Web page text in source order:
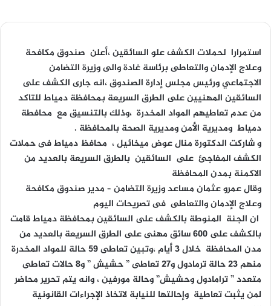
استمرارا لحملات الكشف علو السائقين ،أعلن صندوق مكافحة
وعلاج الإدمان والتعاطى برئاسة غادة والى وزيرة التضامن
الاجتماعي ورئيس مجلس إدارة الصندوق ،انه جارى الكشف على
السائقين المهنيين على الطرق السريعة بمحافظة دمياط للتاكد
من عدم تعاطيهم المواد المخدرة ،وذلك بالتنسيق مع محافطة
دمياط ومديرية الأمن ومديرية الصحة بالمحافظة .
و شاركت الدكتورة منال عوض ميخائيل ، محافظ دمياط فى حملات
الكشف المفاجئ على السائقين بالطرق السريعة بالعديد من
الاكمنة بمدن المحافظة
وقال عمرو عثمان مساعد وزيرة التضامن – مدير صندوق مكافحة
وعلاج الإدمان والتعاطى فى تصريحات اليوم
ان الجنة المنوطة بالكشف على السائقين بمحافظة دمياط قامت
بالكشف على 600 سائق مهنى على الطرق السريعة بالعديد من
مدن المحافظة خلال 3 أيام ،وتبين تعاطى 59 حالة للمواد المخدرة
منهم 23 حالة ترمادول و27 تعاطى ” حشيش ” و8 حالات تعاطى
متعدد ” ترامادول وحشيش” وحالة مورفين ، ﻭانه يتم تحرير محاضر
لمن يثبت تعاطية وإحالتها للنيابة لاتخاذ الإجراءات القانونية